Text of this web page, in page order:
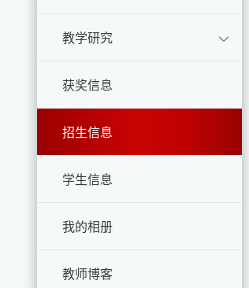
教学研究
获奖信息
招生信息
学生信息
我的相册
教师博客